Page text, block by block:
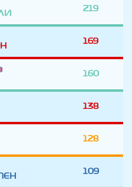
219
169
160
138
128
109